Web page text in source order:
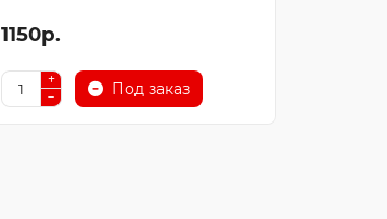
1150р.
Под заказ